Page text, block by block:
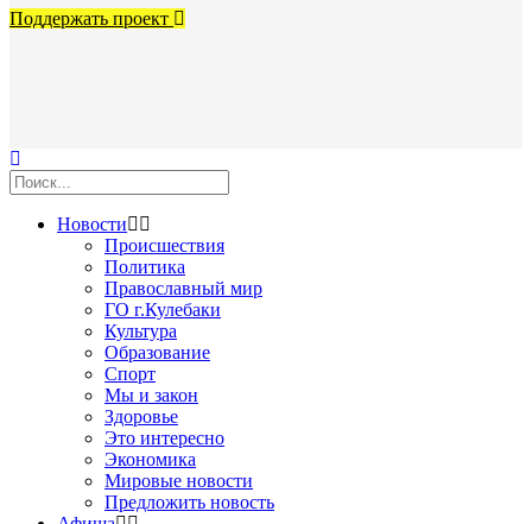
Поддержать проект
Новости
Происшествия
Политика
Православный мир
ГО г.Кулебаки
Культура
Образование
Спорт
Мы и закон
Здоровье
Это интересно
Экономика
Мировые новости
Предложить новость